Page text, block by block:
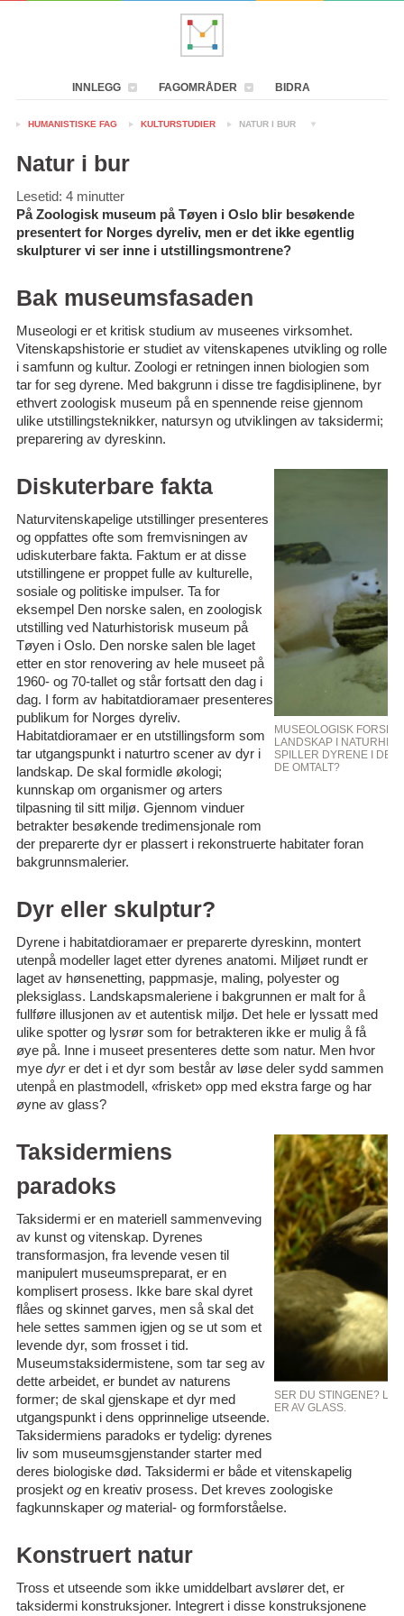
INNLEGG FAGOMRÅDER BIDRA
HUMANISTISKE FAG KULTURSTUDIER NATUR I BUR
Natur i bur
Lesetid: 4 minutter
På Zoologisk museum på Tøyen i Oslo blir besøkende
presentert for Norges dyreliv, men er det ikke egentlig
skulpturer vi ser inne i utstillingsmontrene?
Bak museumsfasaden
Museologi er et kritisk studium av museenes virksomhet.
Vitenskapshistorie er studiet av vitenskapenes utvikling og rolle
i samfunn og kultur. Zoologi er retningen innen biologien som
tar for seg dyrene. Med bakgrunn i disse tre fagdisiplinene, byr
ethvert zoologisk museum på en spennende reise gjennom
ulike utstillingsteknikker, natursyn og utviklingen av taksidermi;
preparering av dyreskinn.
MUSEOLOGISK
LANDSKAP I
SPILLER DYRENE I DE
DE OMTALT?
Diskuterbare fakta
Naturvitenskapelige utstillinger presenteres
og oppfattes ofte som fremvisningen av
udiskuterbare fakta. Faktum er at disse
utstillingene er proppet fulle av kulturelle,
sosiale og politiske impulser. Ta for
eksempel Den norske salen, en zoologisk
utstilling ved Naturhistorisk museum på
Tøyen i Oslo. Den norske salen ble laget
etter en stor renovering av hele museet på
1960- og 70-tallet og står fortsatt den dag i
dag. I form av habitatdioramaer presenteres
publikum for Norges dyreliv.
Habitatdioramaer er en utstillingsform som
tar utgangspunkt i naturtro scener av dyr i
landskap. De skal formidle økologi;
kunnskap om organismer og arters
tilpasning til sitt miljø. Gjennom vinduer
betrakter besøkende tredimensjonale rom
der preparerte dyr er plassert i rekonstruerte habitater foran
bakgrunnsmalerier.
Dyr eller skulptur?
Dyrene i habitatdioramaer er preparerte dyreskinn, montert
utenpå modeller laget etter dyrenes anatomi. Miljøet rundt er
laget av hønsenetting, pappmasje, maling, polyester og
pleksiglass. Landskapsmaleriene i bakgrunnen er malt for å
fullføre illusjonen av et autentisk miljø. Det hele er lyssatt med
ulike spotter og lysrør som for betrakteren ikke er mulig å få
øye på. Inne i museet presenteres dette som natur. Men hvor
mye dyrer det i et dyr som består av løse deler sydd sammen
utenpå en plastmodell, «frisket» opp med ekstra farge og har
øyne av glass?
SER DU STINGENE?
ER AV GLASS.
Taksidermiens
paradoks
Taksidermi er en materiell sammenveving
av kunst og vitenskap. Dyrenes
transformasjon, fra levende vesen til
manipulert museumspreparat, er en
komplisert prosess. Ikke bare skal dyret
flåes og skinnet garves, men så skal det
hele settes sammen igjen og se ut som et
levende dyr, som frosset i tid.
Museumstaksidermistene, som tar seg av
dette arbeidet, er bundet av naturens
former; de skal gjenskape et dyr med
utgangspunkt i dens opprinnelige utseende.
Taksidermiens paradoks er tydelig: dyrenes
liv som museumsgjenstander starter med
deres biologiske død. Taksidermi er både et vitenskapelig
prosjekt ogen kreativ prosess. Det kreves zoologiske
fagkunnskaper ogmaterial- og formforståelse.
Konstruert natur
Tross et utseende som ikke umiddelbart avslører det, er
taksidermi konstruksjoner. Integrert i disse konstruksjonene